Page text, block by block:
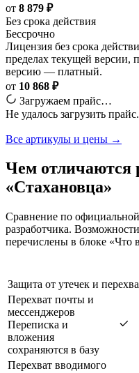
от 8 879 ₽
Без срока действия
Бессрочно
Лицензия без срока
пределах текущей
версию — платный.
от 10 868 ₽
Загружаем прайс…
Не удалось загрузить прайс.
Все артикулы и цены →
Чем отличаются
«Стахановца»
Сравнение по
разработчика.
перечислены в блоке «Что
Защита от утечек и
Перехват почты и
мессенджеров
Переписка и
вложения
сохраняются в базу
Перехват вводимого